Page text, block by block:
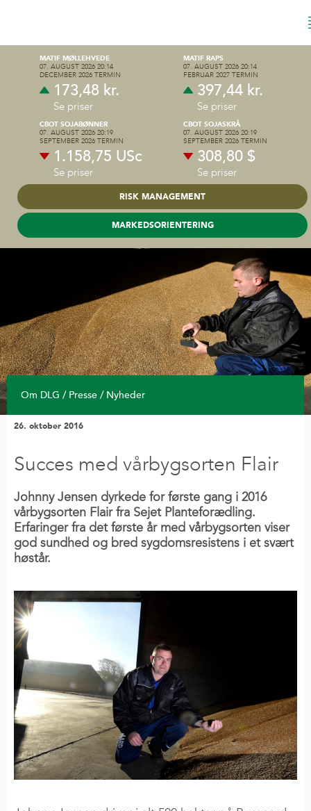
MATIF MØLLEHVEDE
07. AUGUST 2026 20:14
DECEMBER 2026 TERMIN
173,48 kr.
Se priser
MATIF RAPS
07. AUGUST 2026 20:14
FEBRUAR 2027 TERMIN
397,44 kr.
Se priser
CBOT SOJABØNNER
07. AUGUST 2026 20:19
SEPTEMBER 2026 TERMIN
1.158,75 USc
Se priser
CBOT SOJASKRÅ
07. AUGUST 2026 20:19
SEPTEMBER 2026 TERMIN
308,80 $
Se priser
RISK MANAGEMENT
MARKEDSORIENTERING
Om DLG / Presse / Nyheder
26. oktober 2016
Succes med vårbygsorten Flair
Johnny Jensen dyrkede for første gang i 2016
vårbygsorten Flair fra Sejet Planteforædling.
Erfaringer fra det første år med vårbygsorten viser
god sundhed og bred sygdomsresistens i et svært
høstår.